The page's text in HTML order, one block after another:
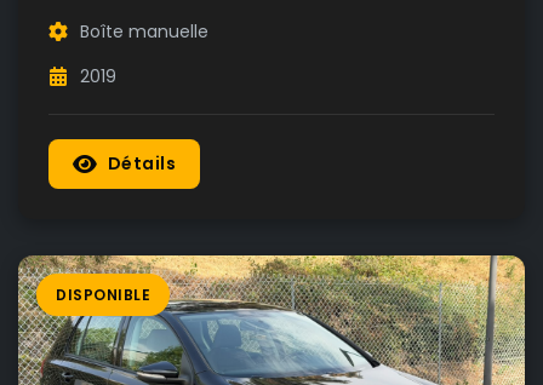
Boîte manuelle
2019
Détails
DISPONIBLE